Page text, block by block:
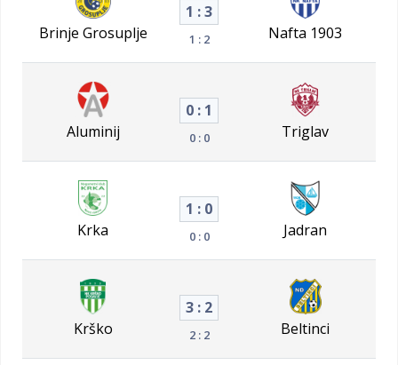
Brinje Grosuplje
1 : 3
1 : 2 Nafta 1903
Aluminij
0 : 1
0 : 0 Triglav
Krka
1 : 0
0 : 0 Jadran
Krško
3 : 2
2 : 2 Beltinci